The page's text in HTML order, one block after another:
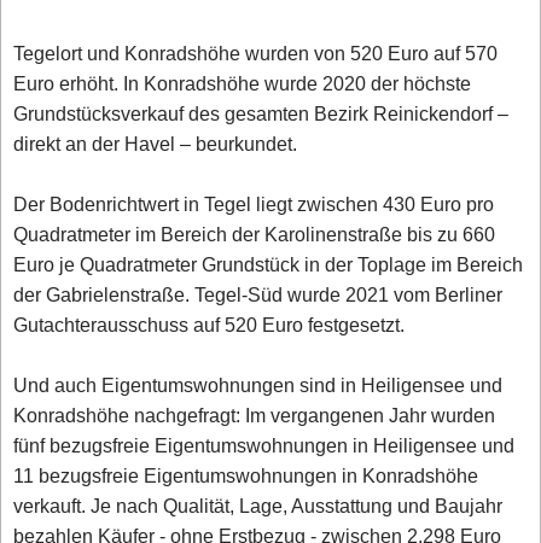
Tegelort und Konradshöhe wurden von 520 Euro auf 570
Euro erhöht. In Konradshöhe wurde 2020 der höchste
Grundstücksverkauf des gesamten Bezirk Reinickendorf –
direkt an der Havel – beurkundet.
Der Bodenrichtwert in Tegel liegt zwischen 430 Euro pro
Quadratmeter im Bereich der Karolinenstraße bis zu 660
Euro je Quadratmeter Grundstück in der Toplage im Bereich
der Gabrielenstraße. Tegel-Süd wurde 2021 vom Berliner
Gutachterausschuss auf 520 Euro festgesetzt.
Und auch Eigentumswohnungen sind in Heiligensee und
Konradshöhe nachgefragt: Im vergangenen Jahr wurden
fünf bezugsfreie Eigentumswohnungen in Heiligensee und
11 bezugsfreie Eigentumswohnungen in Konradshöhe
verkauft. Je nach Qualität, Lage, Ausstattung und Baujahr
bezahlen Käufer - ohne Erstbezug - zwischen 2.298 Euro